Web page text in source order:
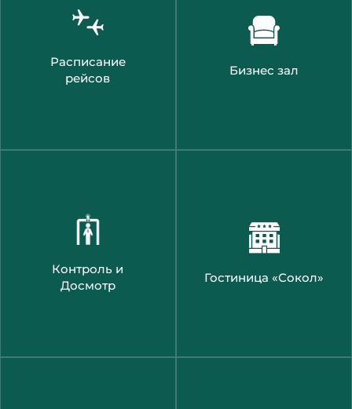
Расписание
рейсов
Бизнес зал
Контроль и
Досмотр
Гостиница «Сокол»